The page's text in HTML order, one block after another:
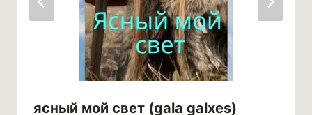
ясный мой свет (gala galxes)